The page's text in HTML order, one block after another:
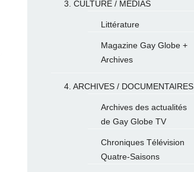
3. CULTURE / MÉDIAS
Littérature
Magazine Gay Globe +
Archives
4. ARCHIVES / DOCUMENTAIRES
Archives des actualités
de Gay Globe TV
Chroniques Télévision
Quatre-Saisons